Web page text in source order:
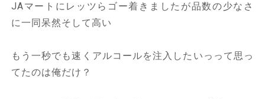
JAマートにレッツらゴー着きましたが品数の少なさ
に一同呆然そして高い
もう一秒でも速くアルコールを注入したいっって思っ
てたのは俺だけ？